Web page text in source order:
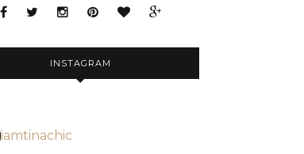
INSTAGRAM
iamtinachic